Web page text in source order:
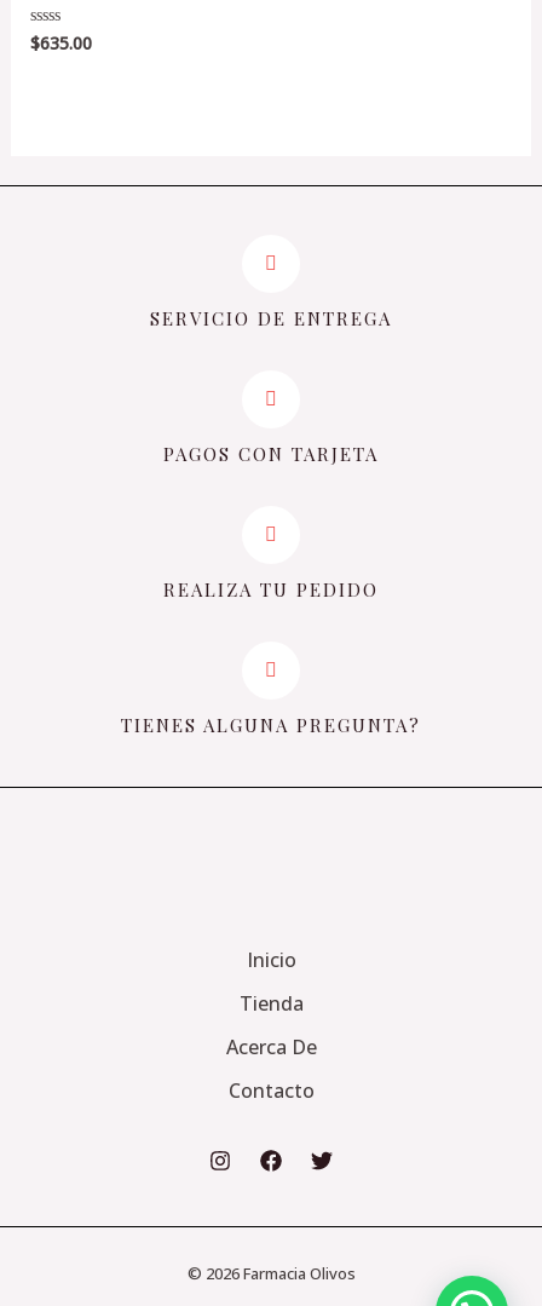
Valorado
en
$635.00
SERVICIO DE ENTREGA
PAGOS CON TARJETA
REALIZA TU PEDIDO
TIENES ALGUNA PREGUNTA?
Inicio
Tienda
Acerca De
Contacto
© 2026 Farmacia Olivos